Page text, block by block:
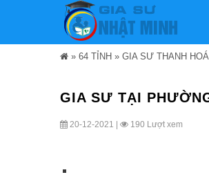
» 64 TỈNH » GIA SƯ THANH HOÁ
GIA SƯ TẠI
20-12-2021 | 190 Lượt xem